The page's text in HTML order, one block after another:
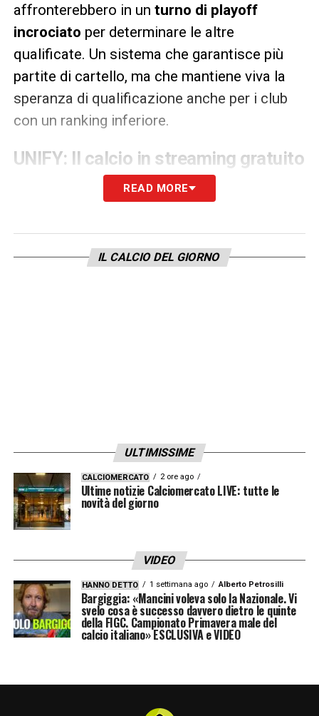
affronterebbero in un turno di playoff
incrociato per determinare le altre
qualificate. Un sistema che garantisce più
partite di cartello, ma che mantiene viva la
speranza di qualificazione anche per i club
con un ranking inferiore.
UNIFY: Il calcio in streaming gratuito
La seconda, grande rivoluzione riguarda la
prevede la creazione diUNIFY, una
piattaforma streaming globale e gratuita,
LA PLAYLIST DELLE NOSTRE TOP NEWS
READ MORE
IL CALCIO DEL GIORNO
ULTIMISSIME
CALCIOMERCATO 2 ore ago
Ultime notizie Calciomercato LIVE: tutte le
novità del giorno
VIDEO
HANNO DETTO 1 settimana ago Alberto Petrosilli
Bargiggia: «Mancini voleva solo la Nazionale. Vi
svelo cosa è successo davvero dietro le quinte
della FIGC. Campionato Primavera male del
calcio italiano» ESCLUSIVA e VIDEO